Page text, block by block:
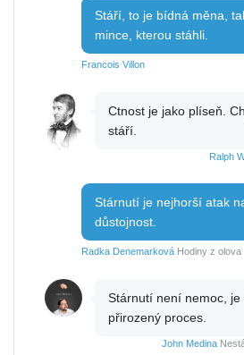
Stáří, to je bídná měna,
mince, kterou stáhli.
Francois Villon
Ctnost je jako plíseň.
stáří.
Ralph
Stárnutí je nejhorší atak
důstojnost.
Radka Denemarková Hodiny z olova
Stárnutí není nemoc, je
přirozený proces.
John Medina